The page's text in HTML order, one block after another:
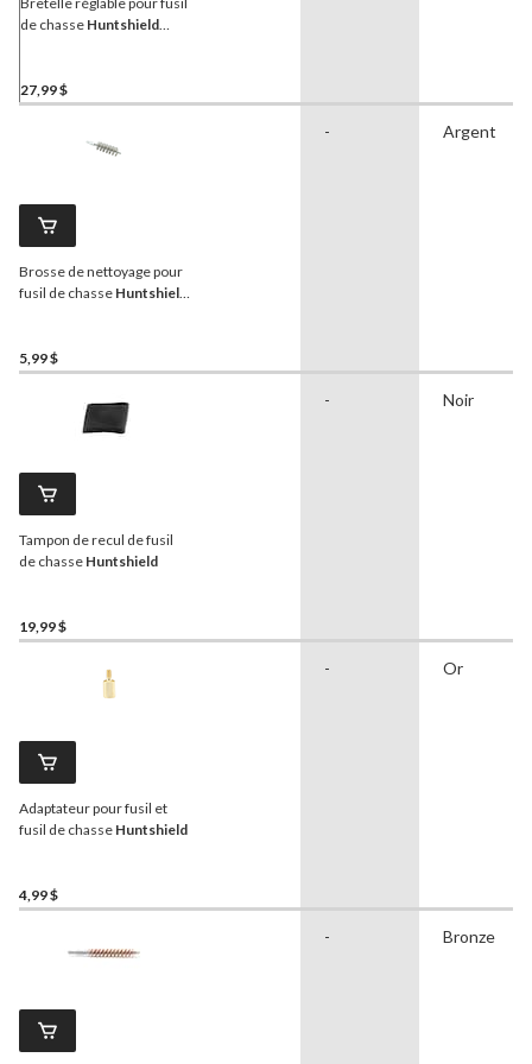
de chasse Huntshield
27,99 $
Brosse de nettoyage pour
fusil de chasse Huntshield
5,99 $
- Argent
Tampon de recul de fusil
de chasse Huntshield
19,99 $
- Noir
Adaptateur pour fusil et
fusil de chasse Huntshield
4,99 $
- Or
- Bronze